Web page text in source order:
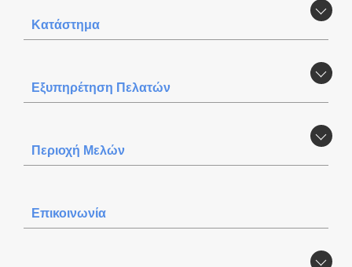
Κατάστημα
Εξυπηρέτηση Πελατών
Περιοχή Mελών
Επικοινωνία